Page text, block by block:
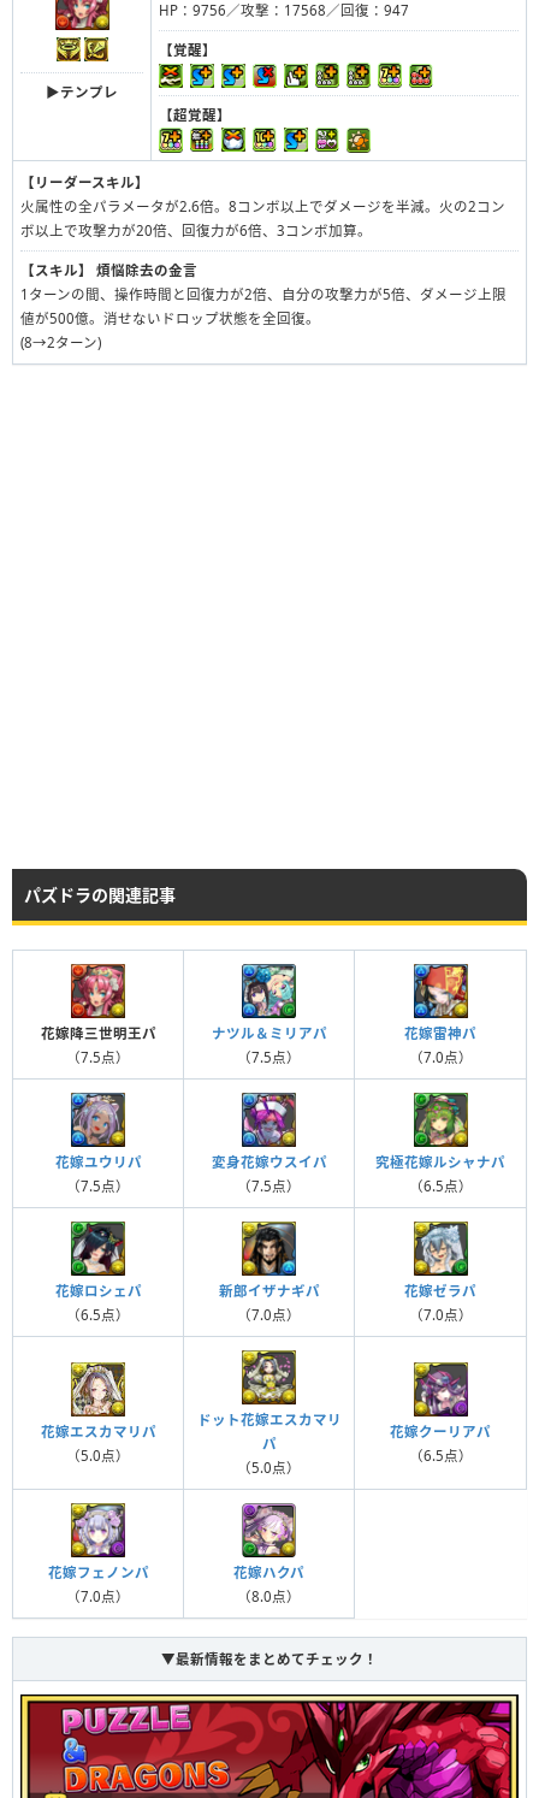
▶︎テンプレ
HP：9756／攻撃：17568／回復：947
【覚醒】
【超覚醒】
【リーダースキル】
火属性の全パラメータが2.6倍。8コンボ以上でダメージを半減。火の2コン
ボ以上で攻撃力が20倍、回復力が6倍、3コンボ加算。
【スキル】
煩悩除去の金言
1ターンの間、操作時間と回復力が2倍、自分の攻撃力が5倍、ダメージ上限
値が500億。消せないドロップ状態を全回復。
(8→2ターン)
パズドラの関連記事
花嫁降三世明王パ
（7.5点）
ナツル＆ミリアパ
（7.5点）
花嫁雷神パ
（7.0点）
花嫁ユウリパ
（7.5点）
変身花嫁ウスイパ
（7.5点）
究極花嫁ルシャナパ
（6.5点）
花嫁ロシェパ
（6.5点）
新郎イザナギパ
（7.0点）
花嫁ゼラパ
（7.0点）
花嫁エスカマリパ
（5.0点）
ドット花嫁エスカマリ
パ
（5.0点）
花嫁クーリアパ
（6.5点）
花嫁フェノンパ
（7.0点）
花嫁ハクパ
（8.0点）
▼最新情報をまとめてチェック！